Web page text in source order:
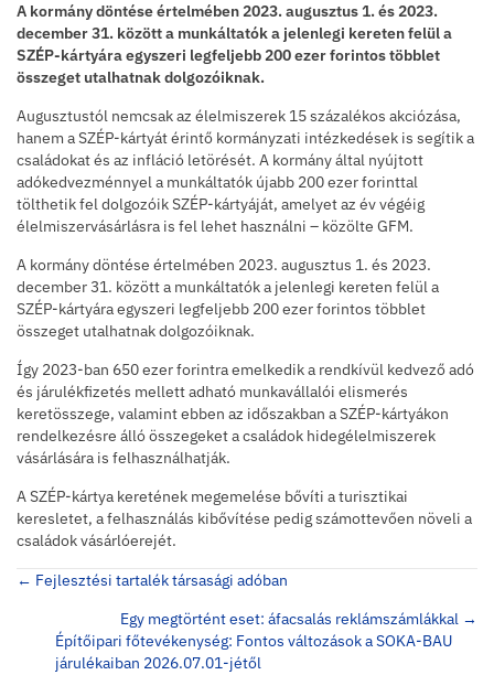
A kormány döntése értelmében 2023. augusztus 1. és 2023.
december 31. között a munkáltatók a jelenlegi kereten felül a
SZÉP-kártyára egyszeri legfeljebb 200 ezer forintos többlet
összeget utalhatnak dolgozóiknak.
Augusztustól nemcsak az élelmiszerek 15 százalékos akciózása,
hanem a SZÉP-kártyát érintő kormányzati intézkedések is segítik a
családokat és az infláció letörését. A kormány által nyújtott
adókedvezménnyel a munkáltatók újabb 200 ezer forinttal
tölthetik fel dolgozóik SZÉP-kártyáját, amelyet az év végéig
élelmiszervásárlásra is fel lehet használni – közölte GFM.
A kormány döntése értelmében 2023. augusztus 1. és 2023.
december 31. között a munkáltatók a jelenlegi kereten felül a
SZÉP-kártyára egyszeri legfeljebb 200 ezer forintos többlet
összeget utalhatnak dolgozóiknak.
Így 2023-ban 650 ezer forintra emelkedik a rendkívül kedvező adó
és járulékfizetés mellett adható munkavállalói elismerés
keretösszege, valamint ebben az időszakban a SZÉP-kártyákon
rendelkezésre álló összegeket a családok hidegélelmiszerek
vásárlására is felhasználhatják.
A SZÉP-kártya keretének megemelése bővíti a turisztikai
keresletet, a felhasználás kibővítése pedig számottevően növeli a
családok vásárlóerejét.
Posts
navigation
← Fejlesztési tartalék társasági adóban
Egy megtörtént eset: áfacsalás reklámszámlákkal →
Építőipari főtevékenység: Fontos változások a SOKA-BAU
járulékaiban 2026.07.01-jétől